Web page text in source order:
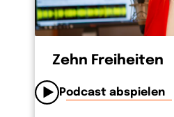
Zehn Freiheiten
Podcast abspielen